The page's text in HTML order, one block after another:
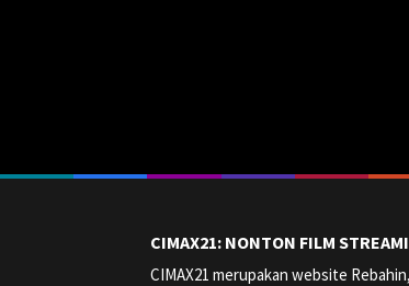
CIMAX21: NONTON FILM
CIMAX21 merupakan website